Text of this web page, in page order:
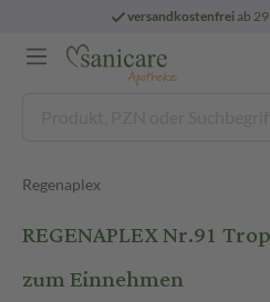
versandkostenfreiab
Regenaplex
REGENAPLEX Nr.91
zum Einnehmen